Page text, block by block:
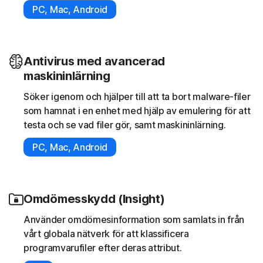
PC, Mac, Android
Antivirus med avancerad
maskininlärning
Söker igenom och hjälper till att ta bort malware-filer
som hamnat i en enhet med hjälp av emulering för att
testa och se vad filer gör, samt maskininlärning.
PC, Mac, Android
Omdömesskydd (Insight)
Använder omdömesinformation som samlats in från
vårt globala nätverk för att klassificera
programvarufiler efter deras attribut.